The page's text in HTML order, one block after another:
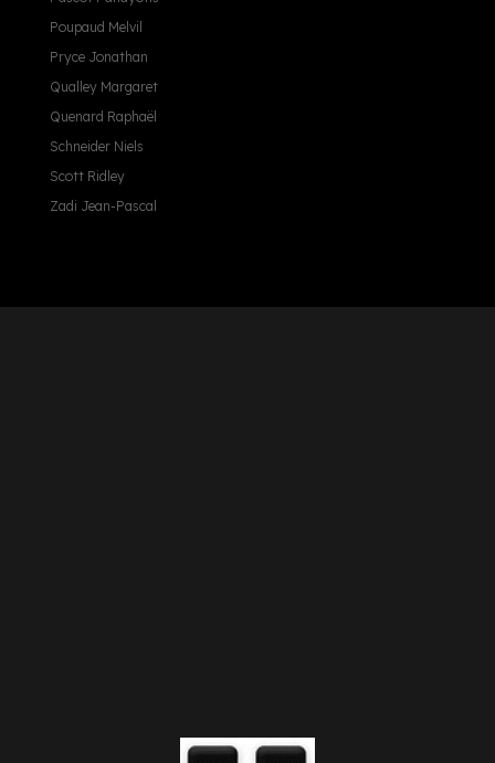
Poupaud Melvil
Pryce Jonathan
Qualley Margaret
Quenard Raphaël
Schneider Niels
Scott Ridley
Zadi Jean-Pascal